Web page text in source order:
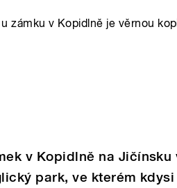
zámku v Kopidlně je věrnou
v Kopidlně na
park, ve kterém